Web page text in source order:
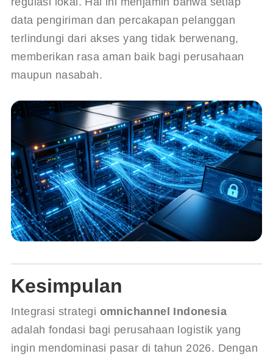
data pengiriman dan percakapan pelanggan
terlindungi dari akses yang tidak berwenang,
memberikan rasa aman baik bagi perusahaan
maupun nasabah.
Kesimpulan
Integrasi strategi omnichannel Indonesia
adalah fondasi bagi perusahaan logistik yang
ingin mendominasi pasar di tahun 2026. Dengan